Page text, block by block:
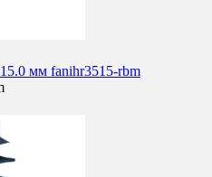
мм fanihr3515-rbm